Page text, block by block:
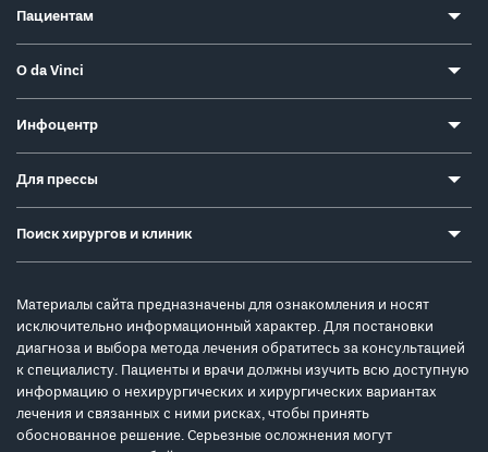
Пациентам
О da Vinci
Инфоцентр
Для прессы
Поиск хирургов и клиник
Материалы сайта предназначены для ознакомления и носят
исключительно информационный характер. Для постановки
диагноза и выбора метода лечения обратитесь за консультацией
к специалисту. Пациенты и врачи должны изучить всю доступную
информацию о нехирургических и хирургических вариантах
лечения и связанных с ними рисках, чтобы принять
обоснованное решение. Серьезные осложнения могут